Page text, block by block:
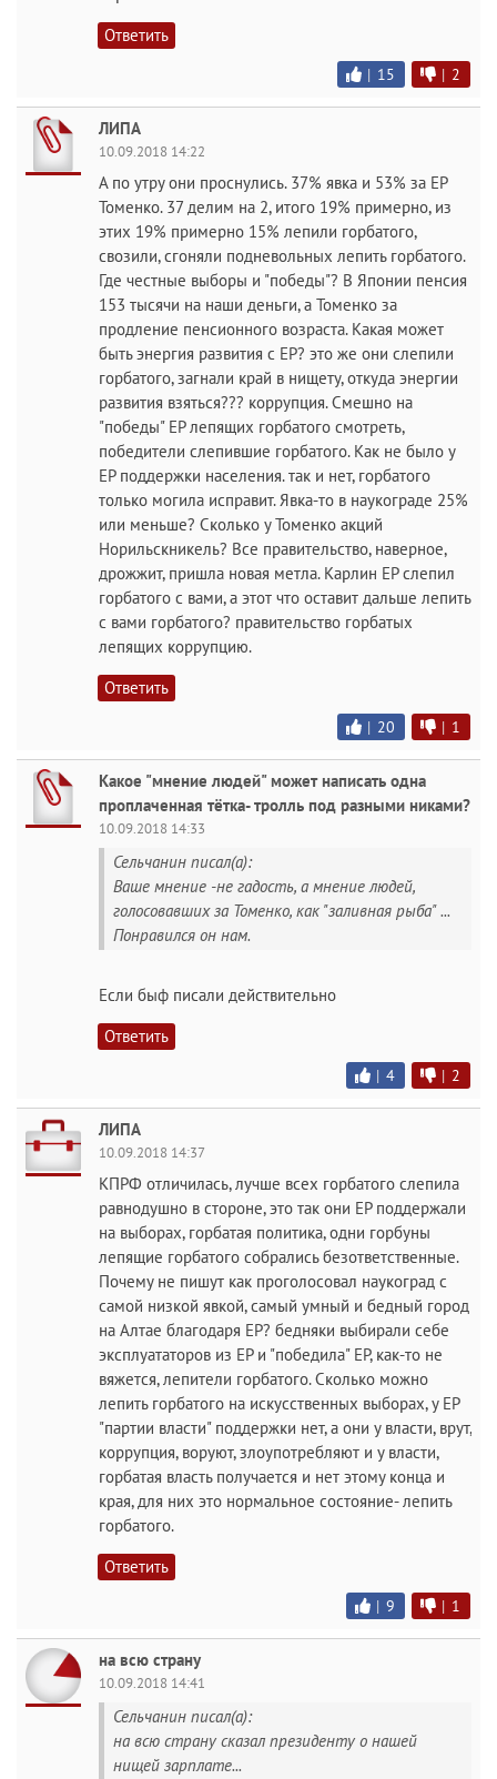
Ответить
| 15 | 2
ЛИПА
10.09.2018 14:22
А по утру они проснулись. 37% явка и 53% за ЕР
Томенко. 37 делим на 2, итого 19% примерно, из
этих 19% примерно 15% лепили горбатого,
свозили, сгоняли подневольных лепить горбатого.
Где честные выборы и "победы"? В Японии пенсия
153 тысячи на наши деньги, а Томенко за
продление пенсионного возраста. Какая может
быть энергия развития с ЕР? это же они слепили
горбатого, загнали край в нищету, откуда энергии
развития взяться??? коррупция. Смешно на
"победы" ЕР лепящих горбатого смотреть,
победители слепившие горбатого. Как не было у
ЕР поддержки населения. так и нет, горбатого
только могила исправит. Явка-то в наукограде 25%
или меньше? Сколько у Томенко акций
Норильскникель? Все правительство, наверное,
дрожжит, пришла новая метла. Карлин ЕР слепил
горбатого с вами, а этот что оставит дальше лепить
с вами горбатого? правительство горбатых
лепящих коррупцию.
Ответить
| 20 | 1
Какое "мнение людей" может написать одна
проплаченная тётка- тролль под разными никами?
10.09.2018 14:33
Сельчанин писал(а):
Ваше мнение -не гадость, а мнение людей,
голосовавших за Томенко, как "заливная рыба" ...
Понравился он нам.
Если быф писали действительно
Ответить
| 4 | 2
ЛИПА
10.09.2018 14:37
КПРФ отличилась, лучше всех горбатого слепила
равнодушно в стороне, это так они ЕР поддержали
на выборах, горбатая политика, одни горбуны
лепящие горбатого собрались безответственные.
Почему не пишут как проголосовал наукоград с
самой низкой явкой, самый умный и бедный город
на Алтае благодаря ЕР? бедняки выбирали себе
эксплуататоров из ЕР и "победила" ЕР, как-то не
вяжется, лепители горбатого. Сколько можно
лепить горбатого на искусственных выборах, у ЕР
"партии власти" поддержки нет, а они у власти, врут,
коррупция, воруют, злоупотребляют и у власти,
горбатая власть получается и нет этому конца и
края, для них это нормальное состояние- лепить
горбатого.
Ответить
| 9 | 1
на всю страну
10.09.2018 14:41
Сельчанин писал(а):
на всю страну сказал президенту о нашей
нищей зарплате...